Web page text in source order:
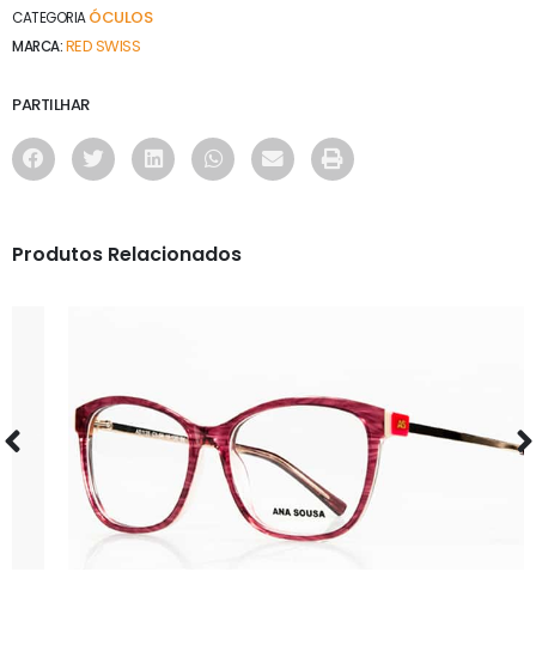
CATEGORIA ÓCULOS
MARCA:RED SWISS
PARTILHAR
Produtos Relacionados
AS1135